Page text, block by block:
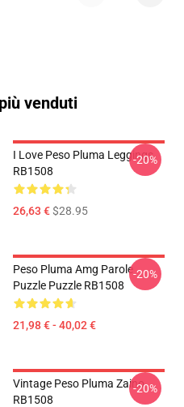
venduti
I Love Peso Pluma Leggings
RB1508
26,63 €$28.95
-20%
Peso Pluma Amg Parole
Puzzle Puzzle RB1508
21,98 € - 40,02 €
-20%
Vintage Peso Pluma Zaino
RB1508
-20%